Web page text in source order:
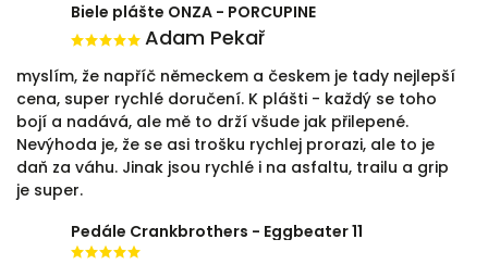
Biele plášte ONZA - PORCUPINE
Adam Pekař
myslím, že napříč německem a českem je tady nejlepší
cena, super rychlé doručení. K plášti - každý se toho
bojí a nadává, ale mě to drží všude jak přilepené.
Nevýhoda je, že se asi trošku rychlej prorazi, ale to je
daň za váhu. Jinak jsou rychlé i na asfaltu, trailu a grip
je super.
Pedále Crankbrothers - Eggbeater 11